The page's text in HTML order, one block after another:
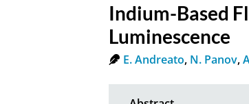
Indium-Based
Luminescence
E. Andreato, N. Panov,